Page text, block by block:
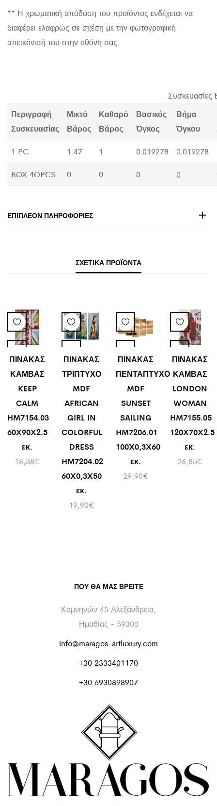
** Η χρωματική απόδοση του προϊόντος ενδέχεται να
διαφέρει ελαφρώς σε σχέση με την φωτογραφική
απεικόνισή του στην οθόνη σας.
Συσκευασίες
Περιγραφή
Συσκευασίας
Μικτό
Βάρος
Καθαρό
Βάρος
Βασικός
Όγκος
Βήμα
Όγκου
1 PC 1.47 1 0.019278 0.019278
BOX 4OPCS 0 0 0 0
ΕΠΙΠΛΈΟΝ ΠΛΗΡΟΦΟΡΊΕΣ
ΣΧΕΤΙΚΆ ΠΡΟΪΌΝΤΑ
ΠΙΝΑΚΑΣ
ΚΑΜΒΑΣ
KEEP
CALM
HM7154.03
60X90X2.5
εκ.
18,38€
ΠΙΝΑΚΑΣ
ΤΡΙΠΤΥΧΟ
MDF
AFRICAN
GIRL IN
COLORFUL
DRESS
HM7204.02
60X0,3X50
εκ.
19,90€
ΠΙΝΑΚΑΣ
ΠΕΝΤΑΠΤΥΧΟ
MDF
SUNSET
SAILING
HM7206.01
100X0,3X60
εκ.
29,90€
ΠΙΝΑΚΑΣ
ΚΑΜΒΑΣ
LONDON
WOMAN
HM7155.05
120X70X2.5
εκ.
26,85€
ΠΟΥ ΘΑ ΜΑΣ ΒΡΕΊΤΕ
Κομνηνών 45 Αλεξάνδρεια,
Ημαθίας - 59300
info@maragos-artluxury.com
+30 2333401170
+30 6930898907